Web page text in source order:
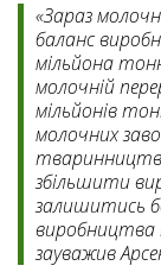
«Зараз
баланс
мільйона
молочній
мільйонів
молочних
збільшити
залишитись
виробництва
зауважив